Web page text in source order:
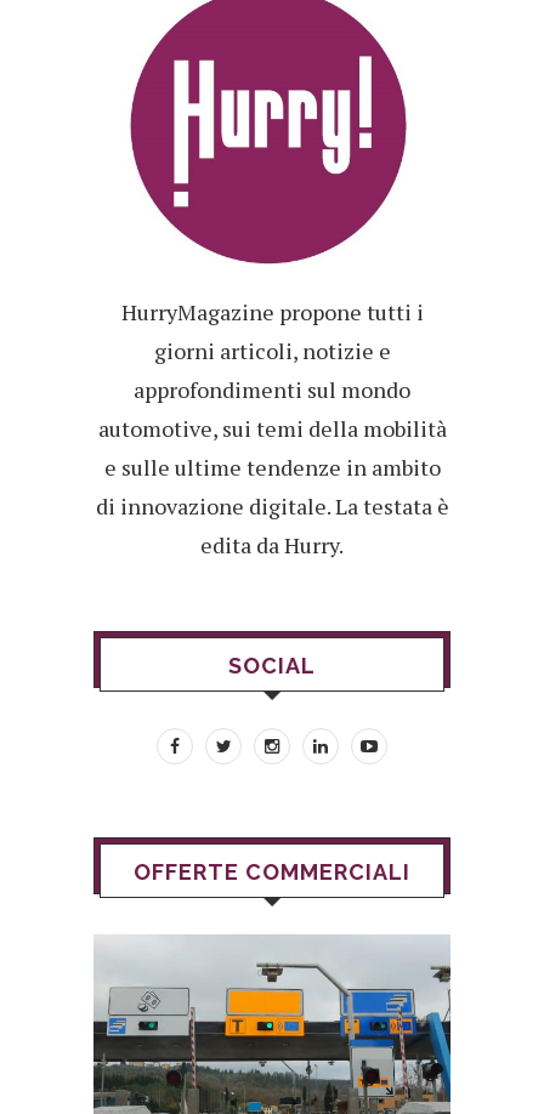
HurryMagazine propone tutti i
giorni articoli, notizie e
approfondimenti sul mondo
automotive, sui temi della mobilità
e sulle ultime tendenze in ambito
di innovazione digitale. La testata è
edita da Hurry.
SOCIAL
OFFERTE COMMERCIALI